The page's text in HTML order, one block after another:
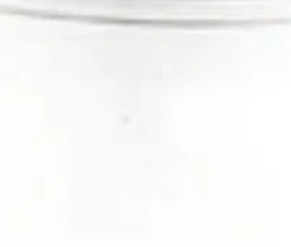
kuiva-aineiden säilytykseen. Lasipurkeissa
jäähtyä ja nosta ne sitten kylmään.
säilyvät myös huoneenlämmössä.
vuoksi on tärkeää vaihtaa tiiviste säännöllisesti.